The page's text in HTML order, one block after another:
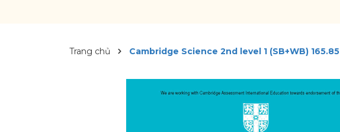
Trang chủ Cambridge Science 2nd level 1 (SB+WB) 165.85